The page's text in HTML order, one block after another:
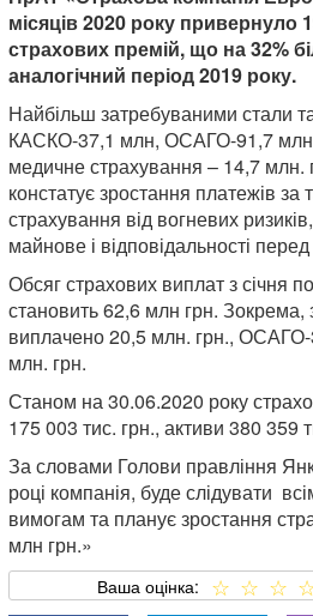
місяців 2020 року привернуло
страхових премій, що на 32%
аналогічний період 2019 року.
Найбільш затребуваними стали
КАСКО-37,1 млн, ОСАГО-91,7 млн
медичне страхування – 14,7 млн.
констатує зростання платежів
страхування від вогневих
майнове і відповідальності
Обсяг страхових виплат з січня
становить 62,6 млн грн.
виплачено 20,5 млн. грн.,
млн. грн.
Станом на 30.06.2020 року
175 003 тис. грн., активи 380 359
За словами Голови правління
році компанія, буде слідувати
вимогам та планує зростання
млн грн.»